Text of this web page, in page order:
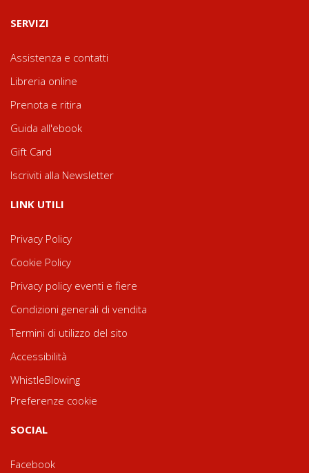
SERVIZI
Assistenza e contatti
Libreria online
Prenota e ritira
Guida all'ebook
Gift Card
Iscriviti alla Newsletter
LINK UTILI
Privacy Policy
Cookie Policy
Privacy policy eventi e fiere
Condizioni generali di vendita
Termini di utilizzo del sito
Accessibilità
WhistleBlowing
Preferenze cookie
SOCIAL
Facebook